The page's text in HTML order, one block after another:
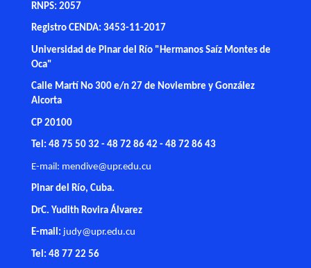
RNPS: 2057
Registro CENDA: 3453-11-2017
Universidad de Pinar del Río "Hermanos Saíz Montes de
Oca"
Calle Martí No 300 e/n 27 de Noviembre y González
Alcorta
CP 20100
Tel: 48 75 50 32 - 48 72 86 42 - 48 72 86 43
E-mail: mendive@upr.edu.cu
Pinar del Río, Cuba.
DrC. Yudith Rovira Álvarez
E-mail: judy@upr.edu.cu
Tel: 48 77 22 56